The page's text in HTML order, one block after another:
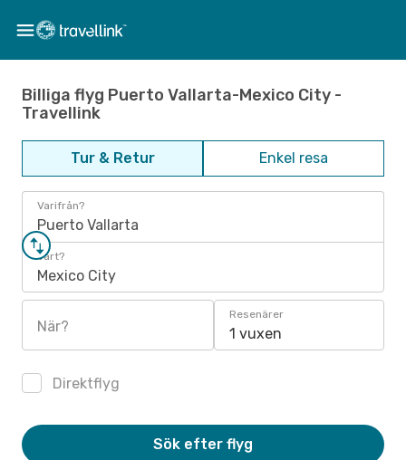
Billiga flyg Puerto Vallarta-Mexico City -
Travellink
Tur & Retur Enkel resa
Varifrån?
Puerto Vallarta
Vart?
Mexico City
När?
Resenärer
1 vuxen
Direktflyg
Sök efter flyg